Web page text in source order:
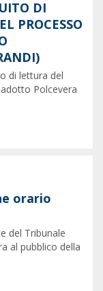
DI
PROCESSO
di lettura del
Polcevera
orario
del Tribunale
al pubblico della